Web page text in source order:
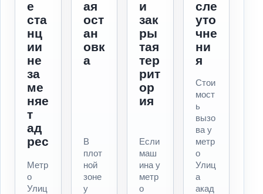
е
ста
нц
ии
не
за
ме
няе
т
ад
рес
Метр
о
Улиц
ая
ост
ан
овк
а
В
плот
ной
зоне
у
и
зак
ры
тая
тер
рит
ор
ия
Если
маш
ина у
метр
о
сле
уто
чне
ни
я
Стои
мост
ь
вызо
ва у
метр
о
Улиц
а
акад